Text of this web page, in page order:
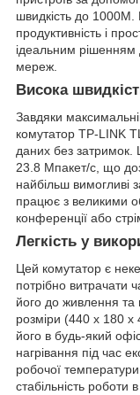
швидкість до 1000M.
продуктивність і
ідеальним
мереж.
Висока
Завдяки
комутатор TP-LINK
даних без затримок.
23.8 Мпакет/с, що
найбільш вимогливі
працює з великими
конференції або
Легкість у
Цей комутатор є
потрібно витрачати
його до живлення та
розміри (440 х 180 х
його в будь-який
нагрівання під час
робочої
стабільність роботи